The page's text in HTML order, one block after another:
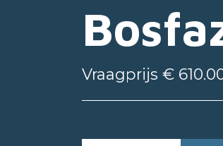
Vraagprijs €